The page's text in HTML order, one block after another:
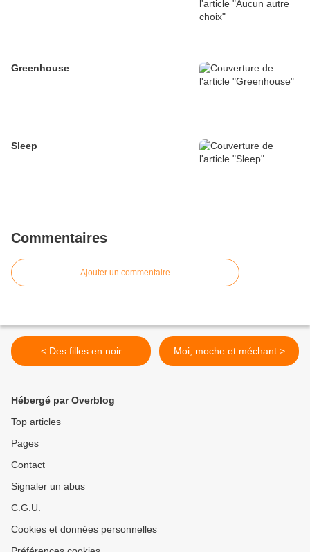
Greenhouse
Sleep
Commentaires
Ajouter un commentaire
< Des filles en noir Moi, moche et méchant >
Hébergé par Overblog
Top articles
Pages
Contact
Signaler un abus
C.G.U.
Cookies et données personnelles